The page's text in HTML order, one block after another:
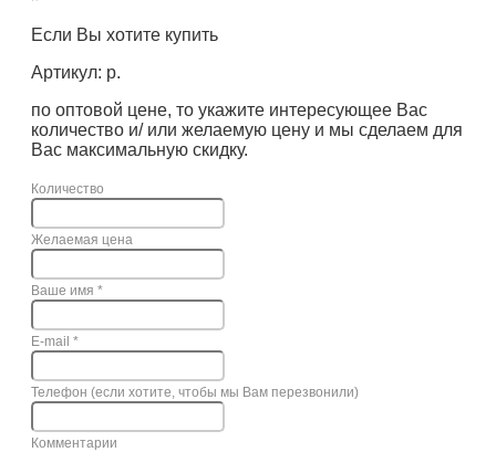
Если Вы хотите купить
Артикул: р.
по оптовой цене, то укажите интересующее Вас
количество и/ или желаемую цену и мы сделаем для
Вас максимальную скидку.
Количество
Желаемая цена
Ваше имя *
E-mail *
Телефон (если хотите, чтобы мы Вам перезвонили)
Комментарии